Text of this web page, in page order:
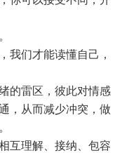
我们才能读懂自己，
的雷区，彼此对情感
，从而减少冲突，做
互理解、接纳、包容